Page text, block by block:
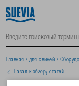
Главная / для свиней /
Назад к обзору статей